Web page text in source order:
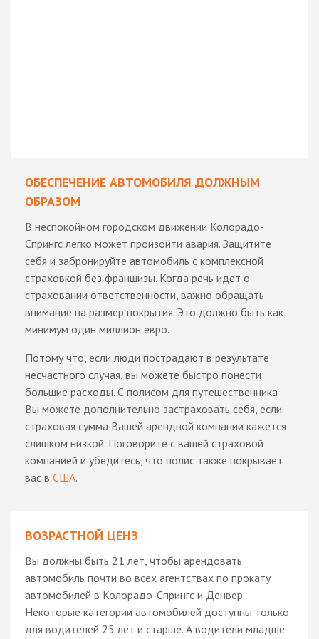
ОБЕСПЕЧЕНИЕ АВТОМОБИЛЯ ДОЛЖНЫМ
ОБРАЗОМ
В неспокойном городском движении Колорадо-
Спрингс легко может произойти авария. Защитите
себя и забронируйте автомобиль с комплексной
страховкой без франшизы. Когда речь идет о
страховании ответственности, важно обращать
внимание на размер покрытия. Это должно быть как
минимум один миллион евро.
Потому что, если люди пострадают в результате
несчастного случая, вы можете быстро понести
большие расходы. С полисом для путешественника
Вы можете дополнительно застраховать себя, если
страховая сумма Вашей арендной компании кажется
слишком низкой. Поговорите с вашей страховой
компанией и убедитесь, что полис также покрывает
вас в США.
ВОЗРАСТНОЙ ЦЕНЗ
Вы должны быть 21 лет, чтобы арендовать
автомобиль почти во всех агентствах по прокату
автомобилей в Колорадо-Спрингс и Денвер.
Некоторые категории автомобилей доступны только
для водителей 25 лет и старше. А водители младше